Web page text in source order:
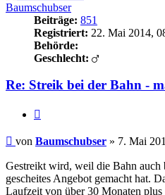
Baumschubser
Beiträge: 851
Registriert: 22. Mai 2014,
Behörde:
Geschlecht:
Re: Streik bei der Bahn -
Beitrag
von Baumschubser » 7. Mai
Gestreikt wird, weil die Bahn auch
gescheites Angebot gemacht hat.
Laufzeit von über 30 Monaten